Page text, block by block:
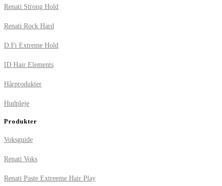
Renati Strong Hold
Renati Rock Hard
D:Fi Extreme Hold
ID Hair Elements
Hårprodukter
Hudpleje
Produkter
Voksguide
Renati Voks
Renati Paste Extreeme Hair Play